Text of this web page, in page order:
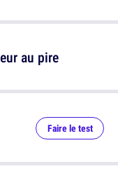
au pire
Faire le test